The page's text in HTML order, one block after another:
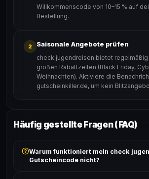
Willkommenscode von 10–15 % auf
Bestellung.
2 Saisonale Angebote prüfen
check jugendreisen bietet regelmäßig
großen Rabattzeiten (Black Friday,
Weihnachten). Aktiviere die
gutscheinkiller.de, um kein
Häufig gestellte Fragen (FAQ)
Warum funktioniert mein check
Gutscheincode nicht?